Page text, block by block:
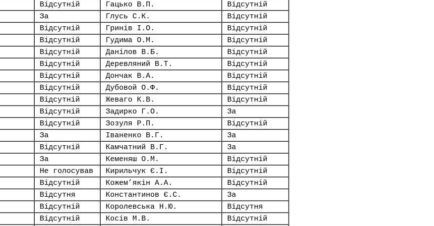
Відсутній Гацько В.П.
Відсутній
За Глусь С.К.
Відсутній
Відсутній Гринів І.О.
Відсутній
Відсутній Гудима О.М.
Відсутній
Відсутній Данілов В.Б.
Відсутній
Відсутній Деревляний В.Т.
Відсутній
Відсутній Дончак В.А.
Відсутній
Відсутній Дубовой О.Ф.
Відсутній
Відсутній Жеваго К.В.
Відсутній
Відсутній Задирко Г.О.
За
Відсутній Зозуля Р.П.
Відсутній
За Іваненко В.Г.
За
Відсутній Камчатний В.Г.
За
За Кеменяш О.М.
Відсутній
Не голосував Кирильчук Є.І.
Відсутній
Відсутній Кожем’якін А.А.
Відсутній
Відсутня Константинов Є.С.
За
Відсутній Королевська Н.Ю.
Відсутня
Відсутній Косів М.В.
Відсутній